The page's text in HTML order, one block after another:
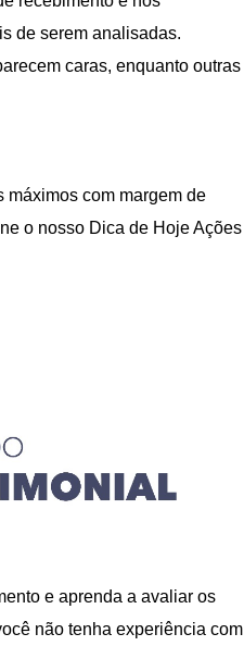
de serem analisadas.
caras, enquanto outras
máximos com margem de
o nosso Dica de Hoje Ações
e aprenda a avaliar os
não tenha experiência com